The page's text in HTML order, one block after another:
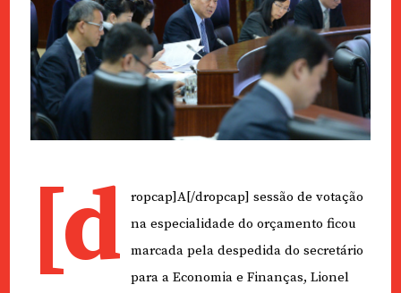
[d
ropcap]A[/dropcap] sessão de votação
na especialidade do orçamento ficou
marcada pela despedida do secretário
para a Economia e Finanças, Lionel